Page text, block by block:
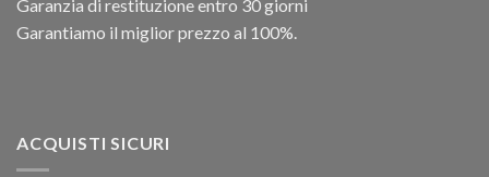
Garanzia di restituzione entro 30 giorni
Garantiamo il miglior prezzo al 100%.
ACQUISTI SICURI